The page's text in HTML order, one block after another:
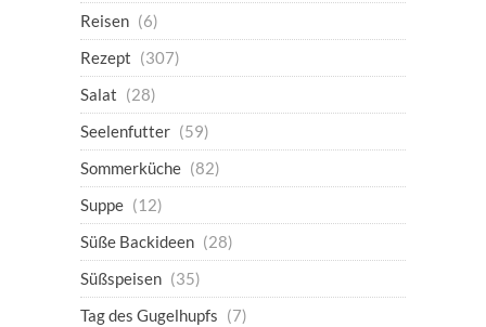
Reisen (6)
Rezept (307)
Salat (28)
Seelenfutter (59)
Sommerküche (82)
Suppe (12)
Süße Backideen (28)
Süßspeisen (35)
Tag des Gugelhupfs (7)